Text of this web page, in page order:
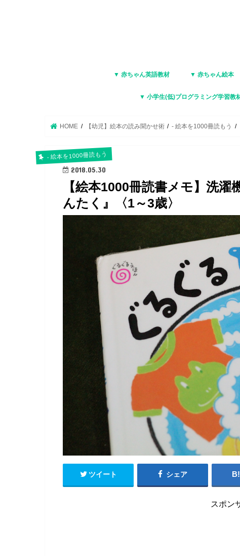
▼ 赤ちゃん英語教材 ▼ 赤ちゃん絵本
▼ 小学生(低)プログラミング学習教
HOME 【幼児】絵本の読み聞かせ術 - 絵本を1000冊読もう
- 絵本を1000冊読もう
2018.05.30
【絵本1000冊読書メモ】洗
んたく』〈1～3歳〉
ツイート シェア
スポン